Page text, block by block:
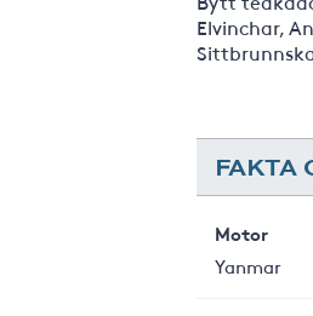
Elvinchar,
FAKTA
Motor
Yanmar